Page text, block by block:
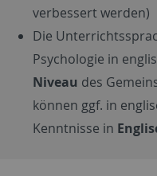
verbessert werden)
Die
Psychologie in
Niveau des
können ggf. in
Kenntnisse in